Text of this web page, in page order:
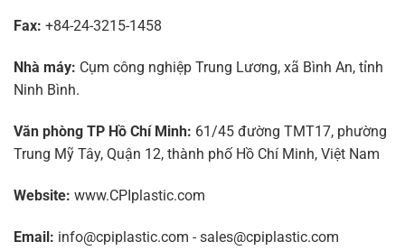
Fax: +84-24-3215-1458
Nhà máy: Cụm công nghiệp Trung Lương, xã Bình An, tỉnh
Ninh Bình.
Văn phòng TP Hồ Chí Minh: 61/45 đường TMT17, phường
Trung Mỹ Tây, Quận 12, thành phố Hồ Chí Minh, Việt Nam
Website: www.CPIplastic.com
Email: info@cpiplastic.com - sales@cpiplastic.com